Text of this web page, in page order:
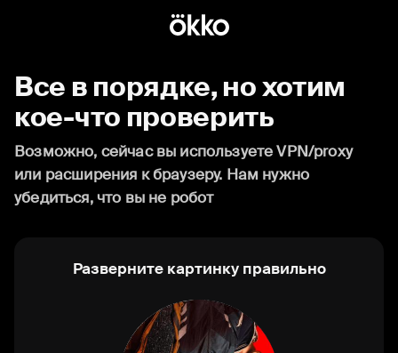
Все в порядке, но хотим
кое-что проверить
Возможно, сейчас вы используете VPN/proxy
или расширения к браузеру. Нам нужно
убедиться, что вы не робот
Разверните картинку правильно